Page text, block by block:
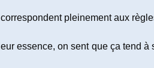
pleinement aux
essence, on sent que ça tend à